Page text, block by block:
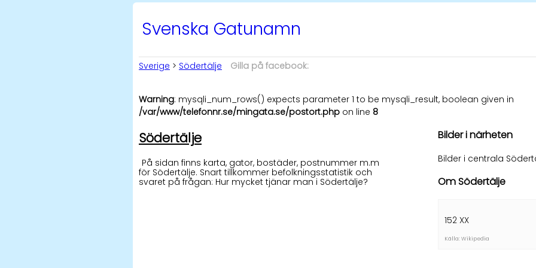
Svenska Gatunamn
Sverige > Södertälje Gilla på facebook:
Warning: mysqli_num_rows() expects parameter 1 to be mysqli_result, boolean given in
/var/www/telefonnr.se/mingata.se/postort.php on line 8
Södertälje
På sidan finns karta, gator, bostäder, postnummer m.m
för Södertälje. Snart tillkommer befolkningsstatistik och
svaret på frågan: Hur mycket tjänar man i Södertälje?
Bilder i närheten
Bilder i centrala
Om Södertälje
152 XX
Källa: Wikipedia